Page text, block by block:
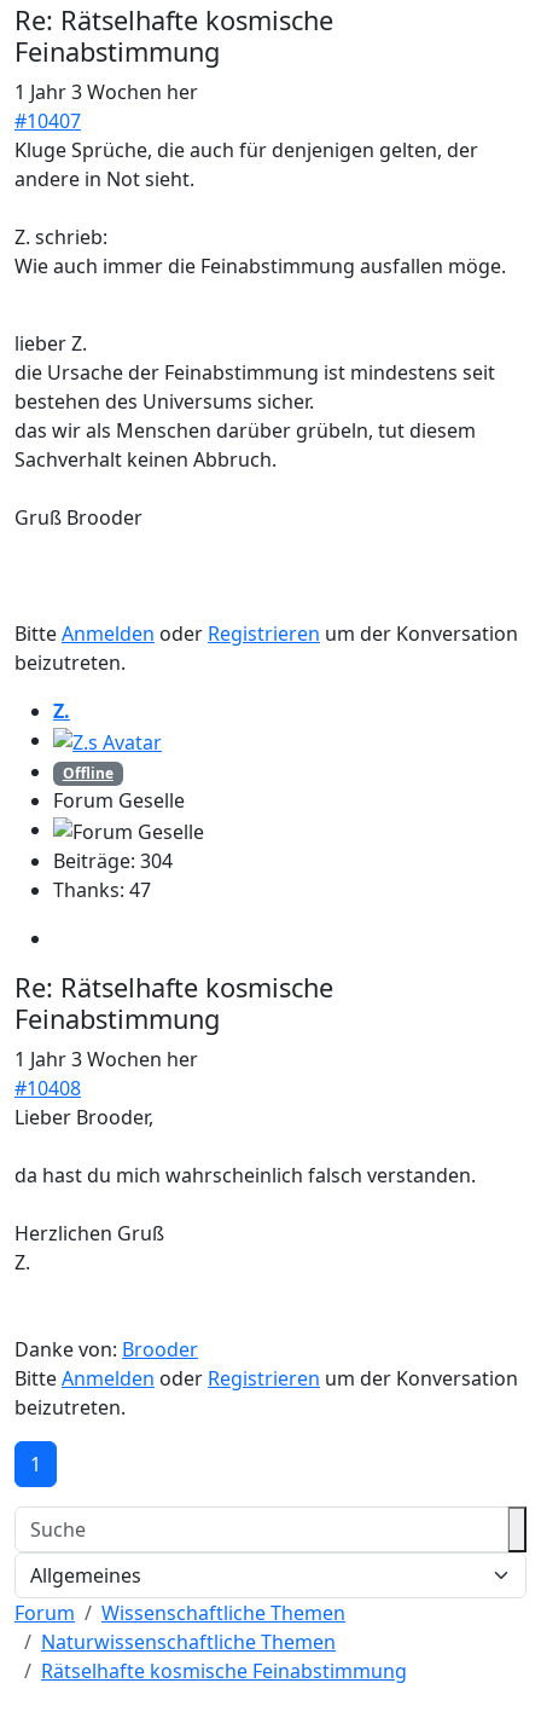
Re: Rätselhafte kosmische
Feinabstimmung
1 Jahr 3 Wochen her
#10407
Kluge Sprüche, die auch für denjenigen gelten, der
andere in Not sieht.
Z. schrieb:
Wie auch immer die Feinabstimmung ausfallen möge.
lieber Z.
die Ursache der Feinabstimmung ist mindestens seit
bestehen des Universums sicher.
das wir als Menschen darüber grübeln, tut diesem
Sachverhalt keinen Abbruch.
Gruß Brooder
BitteAnmelden oder Registrieren um der Konversation
beizutreten.
Z.
Offline
Forum Geselle
Beiträge: 304
Thanks: 47
Re: Rätselhafte kosmische
Feinabstimmung
1 Jahr 3 Wochen her
#10408
Lieber Brooder,
da hast du mich wahrscheinlich falsch verstanden.
Herzlichen Gruß
Z.
Danke von: Brooder
BitteAnmelden oder Registrieren um der Konversation
beizutreten.
1
Forum
Wissenschaftliche Themen
Naturwissenschaftliche Themen
Rätselhafte kosmische Feinabstimmung